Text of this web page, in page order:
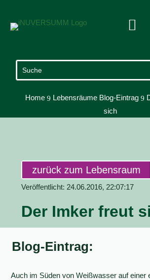

Home 9 Lebensräume Blog-Eintrag 9
sich
zurück zum Lebensraum
Veröffentlicht: 24.06.2016, 22:07:17
Der Imker freut
Blog-Eintrag:
Auch im Süden von Weißwasser auf einer